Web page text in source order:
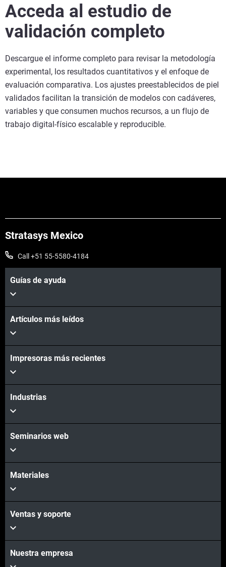
Acceda al estudio de
validación completo
Descargue el informe completo para revisar la metodología
experimental, los resultados cuantitativos y el enfoque de
evaluación comparativa. Los ajustes preestablecidos de piel
validados facilitan la transición de modelos con cadáveres,
variables y que consumen muchos recursos, a un flujo de
trabajo digital-físico escalable y reproducible.
Stratasys Mexico
Call +51 55-5580-4184
Guías de ayuda
Artículos más leídos
Impresoras más recientes
Industrias
Seminarios web
Materiales
Ventas y soporte
Nuestra empresa